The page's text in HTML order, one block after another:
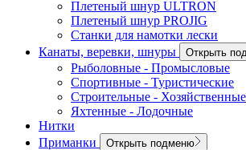
Плетеный шнур ULTRON
Плетеный шнур PROJIG
Станки для намотки лески
Канаты, веревки, шнуры
Открыть
Рыболовные - Промысловые
Спортивные - Туристические
Строительные - Хозяйственные
Яхтенные - Лодочные
Нитки
Приманки
Открыть подменю